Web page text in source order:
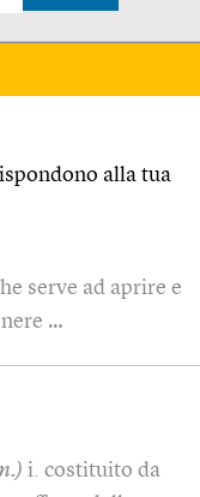
alla tua
serve ad aprire e
…
i. costituito da